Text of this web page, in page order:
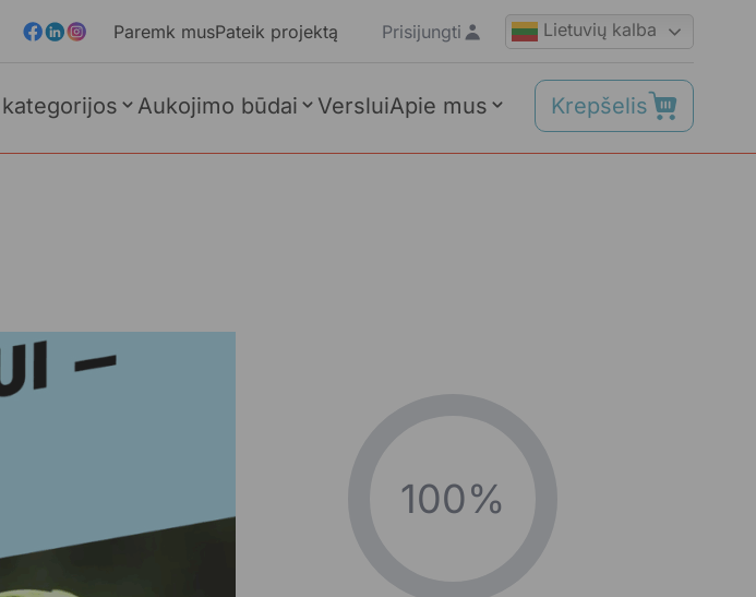
Paremk musPateik projektą Prisijungti Lietuvių kalba
Aukojimo būdai VersluiApie mus Krepšelis
100%